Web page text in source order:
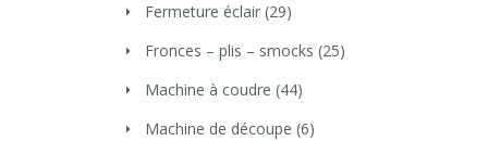
Fermeture éclair (29)
Fronces – plis – smocks (25)
Machine à coudre (44)
Machine de découpe (6)